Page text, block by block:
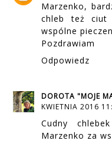
Marzenko,
chleb też ciut
wspólne
Pozdrawiam
Odpowiedz
DOROTA "MOJE
KWIETNIA 2016
Cudny
Marzenko za